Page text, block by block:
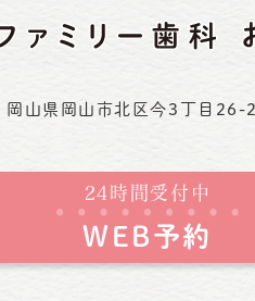
岡山県岡山市北区今3丁目26-
24時間受付中
WEB予約